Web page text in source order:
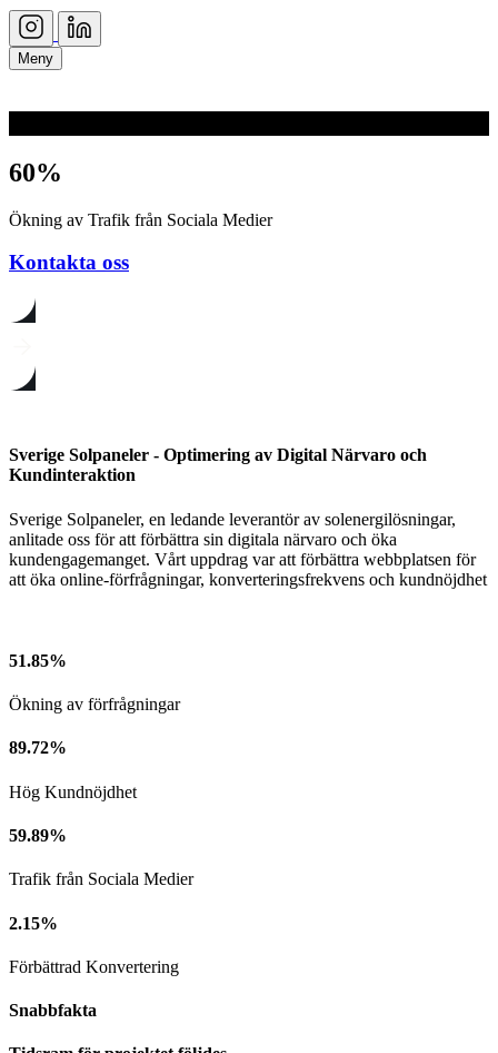
Meny
60%
Ökning av Trafik från Sociala Medier
Kontakta oss
Sverige Solpaneler - Optimering av Digital Närvaro och
Kundinteraktion
Sverige Solpaneler, en ledande leverantör av solenergilösningar,
anlitade oss för att förbättra sin digitala närvaro och öka
kundengagemanget. Vårt uppdrag var att förbättra webbplatsen för
att öka online-förfrågningar, konverteringsfrekvens och kundnöjdhet
51.85%
Ökning av förfrågningar
89.72%
Hög Kundnöjdhet
59.89%
Trafik från Sociala Medier
2.15%
Förbättrad Konvertering
Snabbfakta